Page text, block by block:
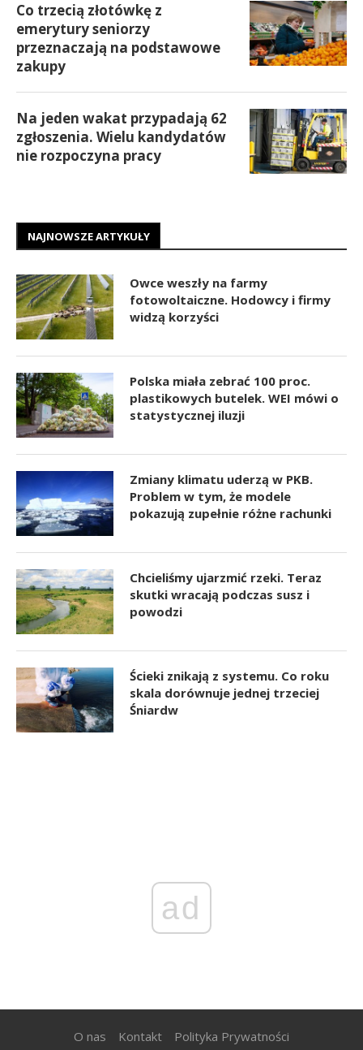
Co trzecią złotówkę z
emerytury seniorzy
przeznaczają na podstawowe
zakupy
Na jeden wakat przypadają 62
zgłoszenia. Wielu kandydatów
nie rozpoczyna pracy
NAJNOWSZE ARTYKUŁY
Owce weszły na farmy
fotowoltaiczne. Hodowcy i firmy
widzą korzyści
Polska miała zebrać 100 proc.
plastikowych butelek. WEI mówi o
statystycznej iluzji
Zmiany klimatu uderzą w PKB.
Problem w tym, że modele
pokazują zupełnie różne rachunki
Chcieliśmy ujarzmić rzeki. Teraz
skutki wracają podczas susz i
powodzi
Ścieki znikają z systemu. Co roku
skala dorównuje jednej trzeciej
Śniardw
ad
O nas Kontakt Polityka Prywatności